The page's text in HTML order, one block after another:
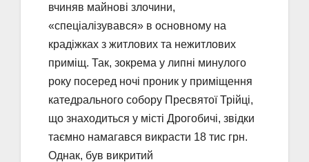
вчиняв майнові злочини,
«спеціалізувався» в основному на
крадіжках з житлових та нежитлових
приміщ. Так, зокрема у липні минулого
року посеред ночі проник у приміщення
катедрального собору Пресвятої Трійці,
що знаходиться у місті Дрогобичі, звідки
таємно намагався викрасти 18 тис грн.
Однак, був викритий